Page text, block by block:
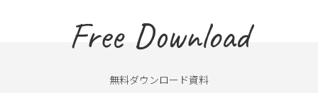
Free Download
無料ダウンロード資料